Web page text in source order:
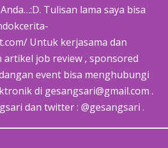
Tulisan lama saya bisa
Untuk kerjasama dan
job review , sponsored
event bisa menghubungi
di gesangsari@gmail.com .
dan twitter : @gesangsari .